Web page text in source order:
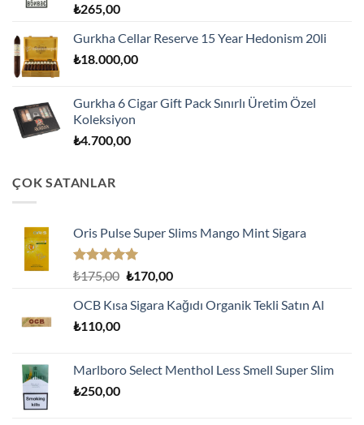
₺265,00
Gurkha Cellar Reserve 15 Year Hedonism 20li
₺18.000,00
Gurkha 6 Cigar Gift Pack Sınırlı Üretim Özel
Koleksiyon
₺4.700,00
ÇOK SATANLAR
Oris Pulse Super Slims Mango Mint Sigara
5 üzerinden
oy
aldı
₺175,00 Orijinal
₺175,00.
₺170,00Şu
fiyat:
OCB Kısa Sigara Kağıdı Organik Tekli Satın Al
₺110,00
Marlboro Select Menthol Less Smell Super Slim
₺250,00